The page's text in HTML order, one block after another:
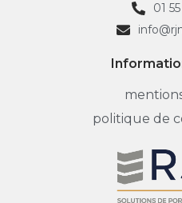
01
politique de